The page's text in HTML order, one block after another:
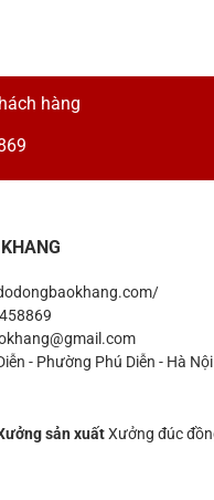
hàng
- Phường Phú Diễn - Hà Nội
sản xuấtXưởng đúc